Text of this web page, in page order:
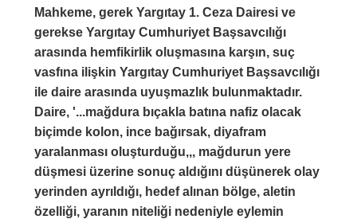
Mahkeme, gerek Yargıtay 1. Ceza Dairesi ve
gerekse Yargıtay Cumhuriyet Başsavcılığı
arasında hemfikirlik oluşmasına karşın, suç
vasfına ilişkin Yargıtay Cumhuriyet Başsavcılığı
ile daire arasında uyuşmazlık bulunmaktadır.
Daire, '...mağdura bıçakla batına nafiz olacak
biçimde kolon, ince bağırsak, diyafram
yaralanması oluşturduğu,,, mağdurun yere
düşmesi üzerine sonuç aldığını düşünerek olay
yerinden ayrıldığı, hedef alınan bölge, aletin
özelliği, yaranın niteliği nedeniyle eylemin